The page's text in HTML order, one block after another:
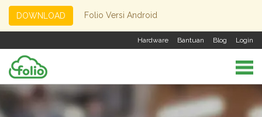
DOWNLOAD Folio Versi Android
Login
Blog
Bantuan
Hardware